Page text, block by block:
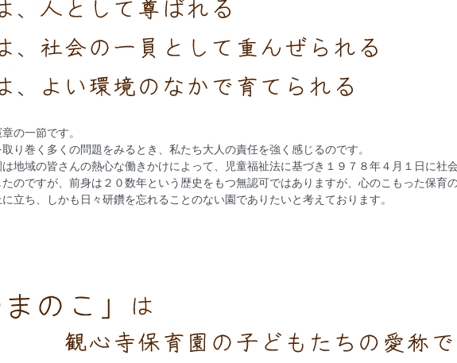
の一節です。
り巻く多くの問題をみるとき、私たち大人の責任を強く感じるのです。
地域の皆さんの熱心な働きかけによって、児童福祉法に基づき１９７８年４月１日に
のですが、前身は２０数年という歴史をもつ無認可ではありますが、心のこもった保育
立ち、しかも日々研鑽を忘れることのない園でありたいと考えております。